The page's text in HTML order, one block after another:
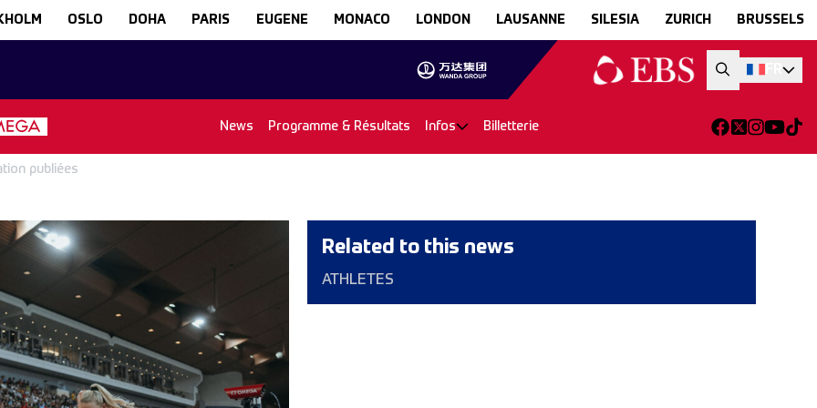
OSLO DOHA PARIS EUGENE MONACO LONDON LAUSANNE SILESIA ZURICH BRUSSELS
News Programme & Résultats Infos Billetterie
publiées
Related to this news
ATHLETES